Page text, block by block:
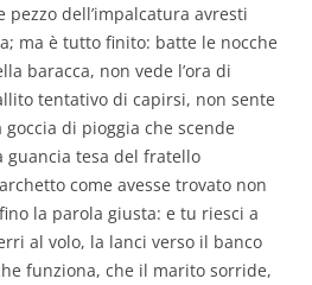
dell’impalcatura avresti
ma è tutto finito: batte le nocche
baracca, non vede l’ora di
tentativo di capirsi, non sente
di pioggia che scende
guancia tesa del fratello
come avesse trovato non
la parola giusta: e tu riesci a
al volo, la lanci verso il banco
funziona, che il marito sorride,